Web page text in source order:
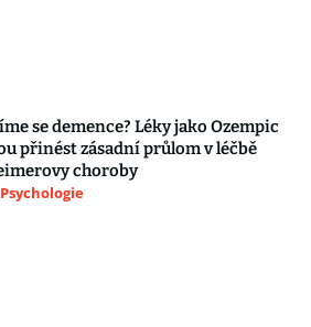
se demence? Léky jako Ozempic
přinést zásadní průlom v léčbě
choroby